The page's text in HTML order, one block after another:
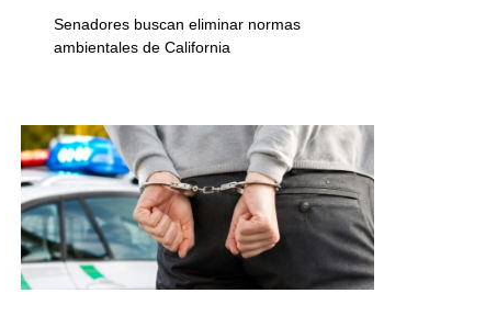
Senadores buscan eliminar normas
ambientales de California